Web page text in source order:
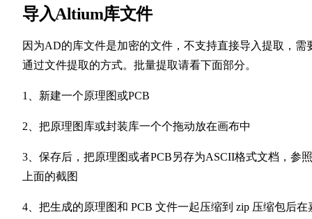
导入Altium库文件
因为AD的库文件是加密的文件，不支持直接导入提取，需
通过文件提取的方式。批量提取请看下面部分。
1、新建一个原理图或PCB
2、把原理图库或封装库一个个拖动放在画布中
3、保存后，把原理图或者PCB另存为ASCII格式文档，参照
上面的截图
4、把生成的原理图和 PCB 文件一起压缩到 zip 压缩包后在